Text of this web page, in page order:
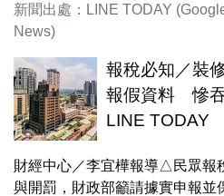
新聞出處：LINE TODAY
News)
報稅必知／裝
報假資料 慘吞
LINE TODAY
財經中心／李宜樺報導△民眾報
與開罰，財政部籲請據實申報並